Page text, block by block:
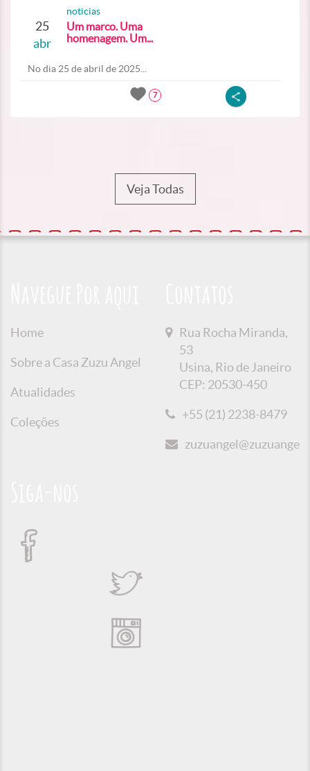
25
abr
noticias
Um marco. Uma
homenagem. Um...
No dia 25 de abril de 2025...
7
Veja Todas
Home
Sobre a Casa Zuzu Angel
Atualidades
Coleções
Rua Rocha Miranda,
53
Usina, Rio de Janeiro
CEP: 20530-450
+55 (21) 2238-8479